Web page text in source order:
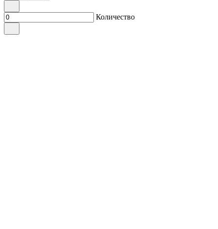
Количество